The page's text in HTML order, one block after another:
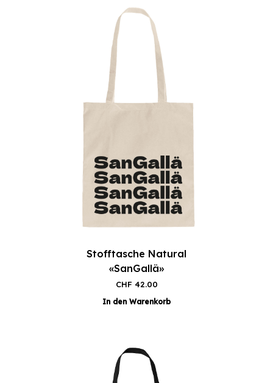
Stofftasche Natural
«SanGallä»
CHF 42.00
In den Warenkorb